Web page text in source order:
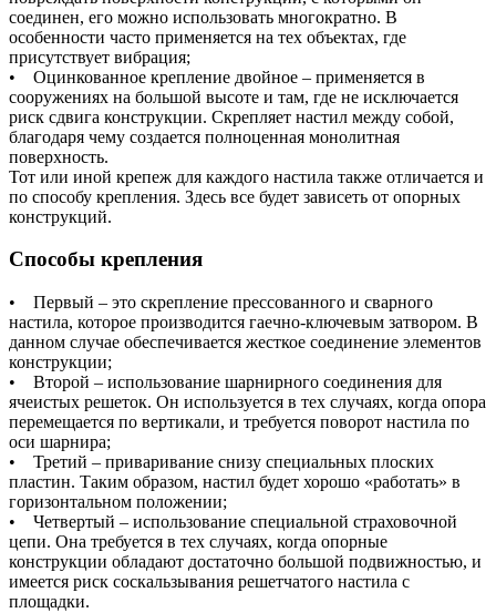
соединен, его можно использовать многократно. В
особенности часто применяется на тех объектах, где
присутствует вибрация;
• Оцинкованное крепление двойное – применяется в
сооружениях на большой высоте и там, где не исключается
риск сдвига конструкции. Скрепляет настил между собой,
благодаря чему создается полноценная монолитная
поверхность.
Тот или иной крепеж для каждого настила также отличается и
по способу крепления. Здесь все будет зависеть от опорных
конструкций.
Способы крепления
• Первый – это скрепление прессованного и сварного
настила, которое производится гаечно-ключевым затвором. В
данном случае обеспечивается жесткое соединение элементов
конструкции;
• Второй – использование шарнирного соединения для
ячеистых решеток. Он используется в тех случаях, когда опора
перемещается по вертикали, и требуется поворот настила по
оси шарнира;
• Третий – приваривание снизу специальных плоских
пластин. Таким образом, настил будет хорошо «работать» в
горизонтальном положении;
• Четвертый – использование специальной страховочной
цепи. Она требуется в тех случаях, когда опорные
конструкции обладают достаточно большой подвижностью, и
имеется риск соскальзывания решетчатого настила с
площадки.